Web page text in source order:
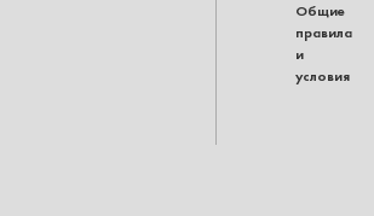
Общие
правила
и
условия